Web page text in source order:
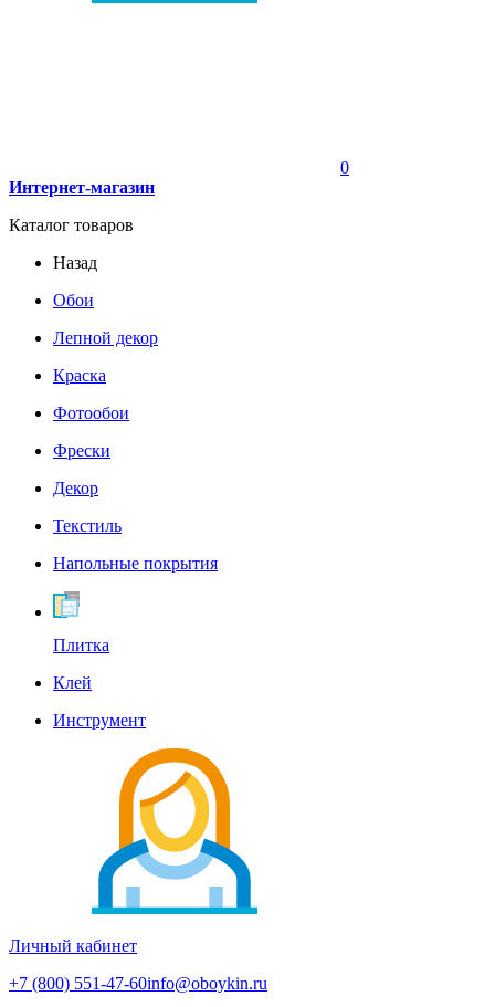
0
Интернет-магазин
Каталог товаров
Назад
Обои
Лепной декор
Краска
Фотообои
Фрески
Декор
Текстиль
Напольные покрытия
Плитка
Клей
Инструмент
Личный кабинет
+7 (800) 551-47-60info@oboykin.ru